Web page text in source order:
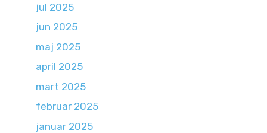
jul 2025
jun 2025
maj 2025
april 2025
mart 2025
februar 2025
januar 2025